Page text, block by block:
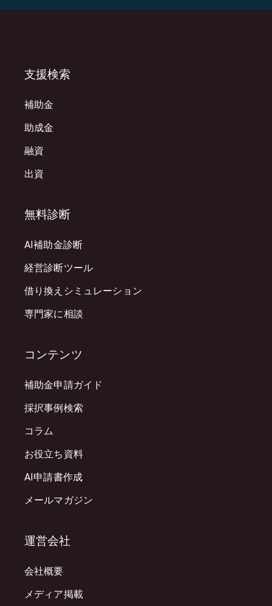
支援検索
補助金
助成金
融資
出資
無料診断
AI補助金診断
経営診断ツール
借り換えシミュレーション
専門家に相談
コンテンツ
補助金申請ガイド
採択事例検索
コラム
お役立ち資料
AI申請書作成
メールマガジン
運営会社
会社概要
メディア掲載